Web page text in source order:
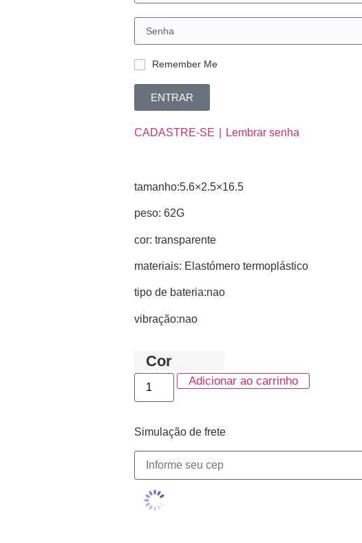
Remember Me
ENTRAR
CADASTRE-SE Lembrar senha
tamanho:5.6×2.5×16.5
peso: 62G
cor: transparente
materiais: Elastómero termoplástico
tipo de bateria:nao
vibração:nao
Cor
Adicionar ao carrinho
Simulação de frete